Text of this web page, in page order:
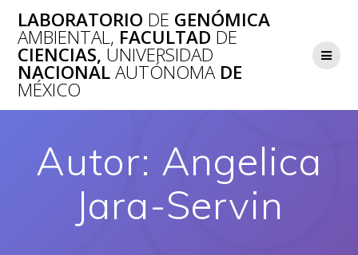
al
contenido
LABORATORIO DE GENÓMICA
AMBIENTAL, FACULTAD DE
CIENCIAS, UNIVERSIDAD
NACIONALAUTÓNOMADE
MÉXICO
Autor: Angelica
Jara-Servin